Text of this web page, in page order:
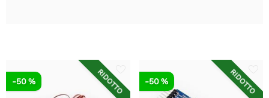
RIDOTTO
-50 % RIDOTTO
-50 %